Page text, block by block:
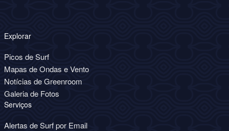
Explorar
Picos de Surf
Mapas de Ondas e Vento
Notícias de Greenroom
Galeria de Fotos
Serviços
Alertas de Surf por Email